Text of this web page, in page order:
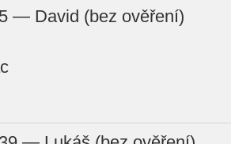
— David (bez ověření)